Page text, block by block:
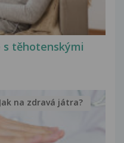
s těhotenskými
Jak na zdravá játra?